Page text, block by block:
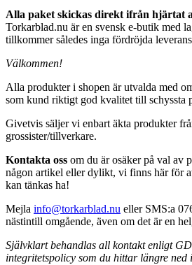
Alla paket skickas direkt ifrån hjärtat
Torkarblad.nu är en svensk e-butik med
tillkommer således inga fördröjda
Välkommen!
Alla produkter i shopen är utvalda med
som kund riktigt god kvalitet till schyssta
Givetvis säljer vi enbart äkta produkter
grossister/tillverkare.
Kontakta oss om du är osäker på val av
någon artikel eller dylikt, vi finns här för
kan tänkas ha!
Mejla info@torkarblad.nu eller SMS:a
nästintill omgående, även om det är en
Självklart behandlas all kontakt enligt
integritetspolicy som du hittar längre ned